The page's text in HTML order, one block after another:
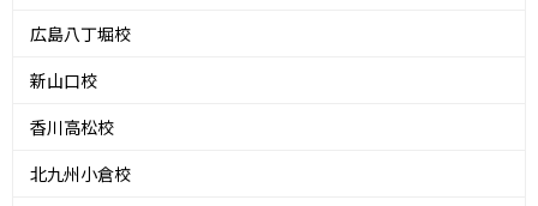
広島八丁堀校
新山口校
香川高松校
北九州小倉校